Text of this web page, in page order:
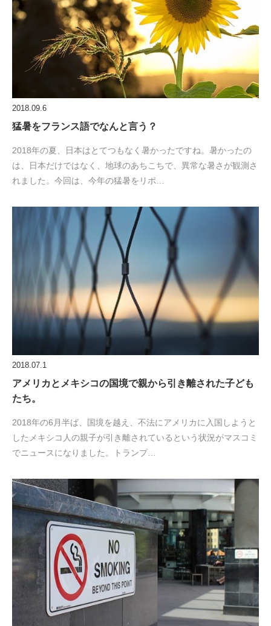
2018.09.6
猛暑をフランス語でなんと言う？
2018年の夏、日本はとてつもなく暑かったですね。暑かったの
は、日本だけではなく、地球のあちこちで、異常な暑さが観測さ
れました。今回は、今年の猛暑をリポ…
2018.07.1
アメリカとメキシコの国境で親から引き離された子ども
たち。
2018年の6月半ば、国境を越え、不法にアメリカに入国しようと
したメキシコ人の親子が引き離されているという状況がマスコミ
でニュースになりました。トランプ…